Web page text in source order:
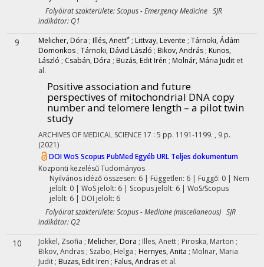
Folyóirat szakterülete: Scopus - Emergency Medicine SJR
indikátor: Q1
9 Melicher, Dóra ; Illés, Anett* ; Littvay, Levente ; Tárnoki, Ádám
Domonkos ; Tárnoki, Dávid László ; Bikov, András ; Kunos,
László ; Csabán, Dóra ; Buzás, Edit Irén ; Molnár, Mária Judit et
al.
Positive association and future
perspectives of mitochondrial DNA copy
number and telomere length – a pilot twin
study
ARCHIVES OF MEDICAL SCIENCE 17 : 5 pp. 1191-1199. , 9 p.
(2021)
DOIWoS Scopus PubMedEgyéb URL Teljes dokumentum
Központi kezelésűTudományos
Nyilvános idéző összesen: 6| Független: 6 | Függő: 0 | Nem
jelölt: 0 | WoS jelölt: 6 | Scopus jelölt: 6 | WoS/Scopus
jelölt: 6 | DOI jelölt: 6
Folyóirat szakterülete: Scopus - Medicine (miscellaneous) SJR
indikátor: Q2
10 Jokkel, Zsofia ; Melicher, Dora ; Illes, Anett ; Piroska, Marton ;
Bikov, Andras ; Szabo, Helga ; Hernyes, Anita ; Molnar, Maria
Judit ; Buzas, Edit Iren ; Falus, Andras et al.